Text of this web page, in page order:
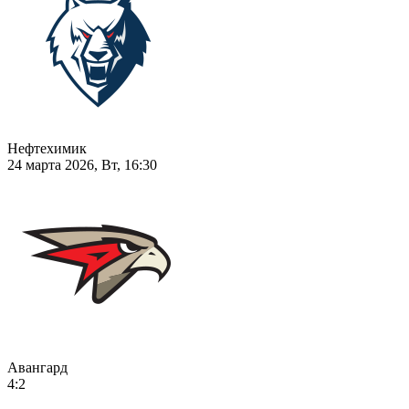
Нефтехимик
24 марта 2026, Вт, 16:30
Авангард
4:2